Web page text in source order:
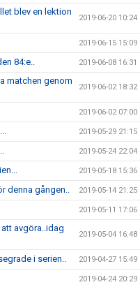
blev en lektion
2019-06-20 10:24
2019-06-15 15:09
84:e.. 2019-06-08 16:31
matchen genom
2019-06-02 18:32
2019-06-02 07:00
2019-05-29 21:15
2019-05-24 22:04
2019-05-18 15:36
denna gången.. 2019-05-14 21:25
2019-05-11 17:06
avgöra..idag
2019-05-04 16:48
i serien.. 2019-04-27 15:49
2019-04-24 20:29